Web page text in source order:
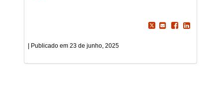
23 de junho, 2025